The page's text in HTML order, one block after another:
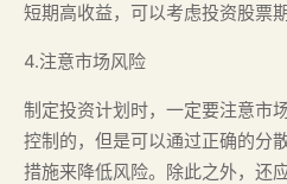
短期高收益，可以考虑投资股票
4.注意市场风险
制定投资计划时，一定要注意市
控制的，但是可以通过正确的分
措施来降低风险。除此之外，还